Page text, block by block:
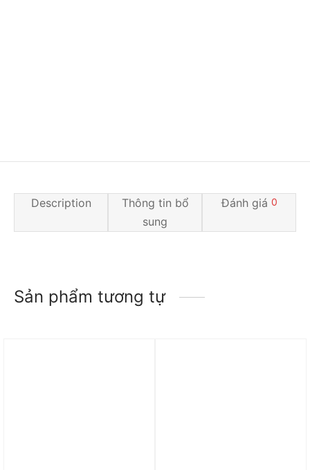
Description
Thông tin bổ
sung
Đánh giá 0
Sản phẩm tương tự